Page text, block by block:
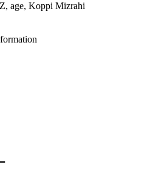
age, Koppi Mizrahi